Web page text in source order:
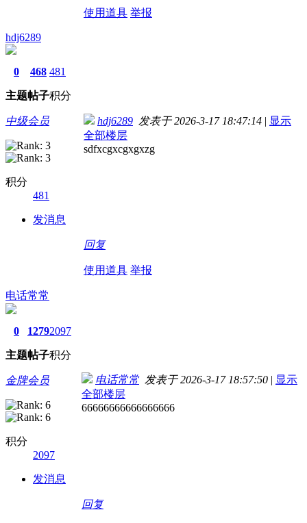
使用道具 举报
hdj6289
0
主题
468
帖子
481
积分
中级会员
积分
481
发消息
hdj6289 发表于 2026-3-17 18:47:14 | 显示
全部楼层
sdfxcgxcgxgxzg
回复
使用道具 举报
电话常常
0
主题
1279
帖子
2097
积分
金牌会员
积分
2097
发消息
电话常常发表于 2026-3-17 18:57:50 | 显示
全部楼层
66666666666666666
回复